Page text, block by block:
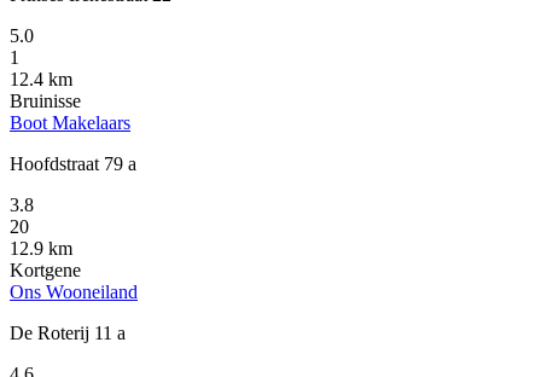
5.0
1
12.4 km
Bruinisse
Boot Makelaars
Hoofdstraat 79 a
3.8
20
12.9 km
Kortgene
Ons Wooneiland
De Roterij 11 a